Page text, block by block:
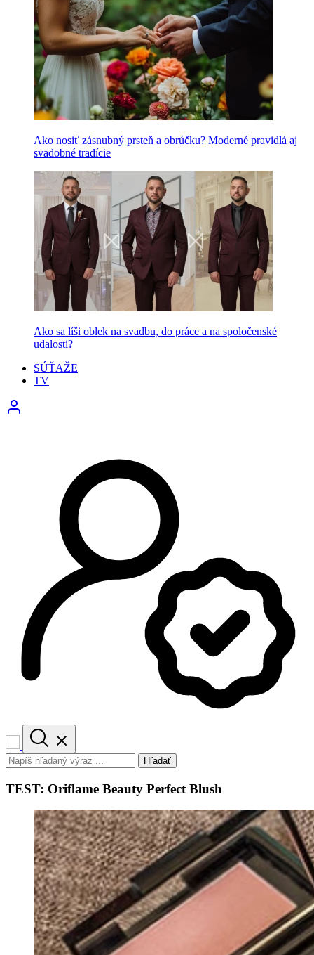
Ako nosiť zásnubný prsteň a obrúčku? Moderné pravidlá aj
svadobné tradície
Ako sa líši oblek na svadbu, do práce a na spoločenské
udalosti?
SÚŤAŽE
TV
Hľadať
TEST: Oriflame Beauty Perfect Blush